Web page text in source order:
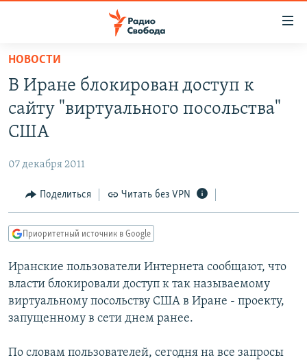
упрощенного
доступа
Вернуться
основному
Вернутся
Вернутся
поиску
ПОДКАСТЫ
АВТОРСКИЕ ПРОЕКТЫ
МНЕНИЯ
КУЛЬТУРА
КАВКАЗ.РЕАЛИИ
СЕВЕР.РЕАЛИИ
СИБИРЬ.РЕАЛИИ
РАСПИСАНИЕ ВЕЩАНИЯ
ПОДПИШИТЕСЬ НА РАССЫЛКУ
НОВОСТИ
В Иране блокирован доступ к
сайту "виртуального посольства"
США
07 декабря 2011
Поделиться Читать без VPN
Приоритетный источник в Google
Иранские пользователи Интернета сообщают, что
власти блокировали доступ к так называемому
виртуальному посольству США в Иране - проекту,
запущенному в сети днем ранее.
По словам пользователей, сегодня на все запросы